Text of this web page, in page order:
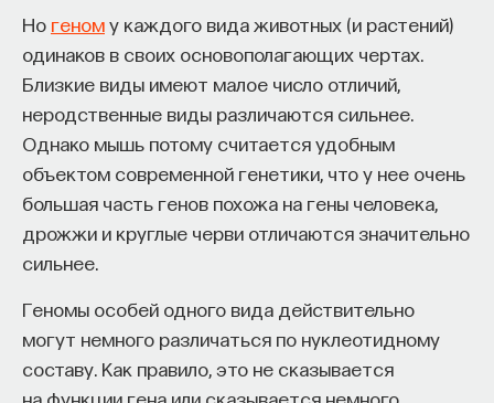
Но геному каждого вида животных (и растений)
одинаков в своих основополагающих чертах.
Близкие виды имеют малое число отличий,
неродственные виды различаются сильнее.
Однако мышь потому считается удобным
объектом современной генетики, что у нее очень
большая часть генов похожа на гены человека,
дрожжи и круглые черви отличаются значительно
сильнее.
Геномы особей одного вида действительно
могут немного различаться по нуклеотидному
составу. Как правило, это не сказывается
на функции гена или сказывается немного.